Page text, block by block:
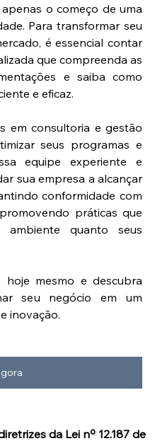
o começo de uma
Para transformar seu
é essencial contar
que compreenda as
e saiba como
e eficaz.
em consultoria e gestão
seus programas e
equipe experiente e
sua empresa a alcançar
conformidade com
práticas que
quanto seus
mesmo e descubra
seu negócio em um
inovação.
da Lei nº 12.187 de